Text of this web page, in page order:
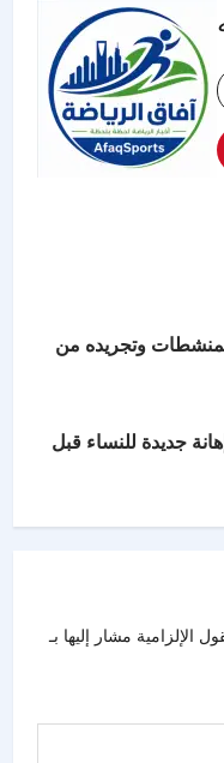
بسبب المنشطات وتجريده من
جديدة للنساء قبل
الإلزامية مشار إليها بـ